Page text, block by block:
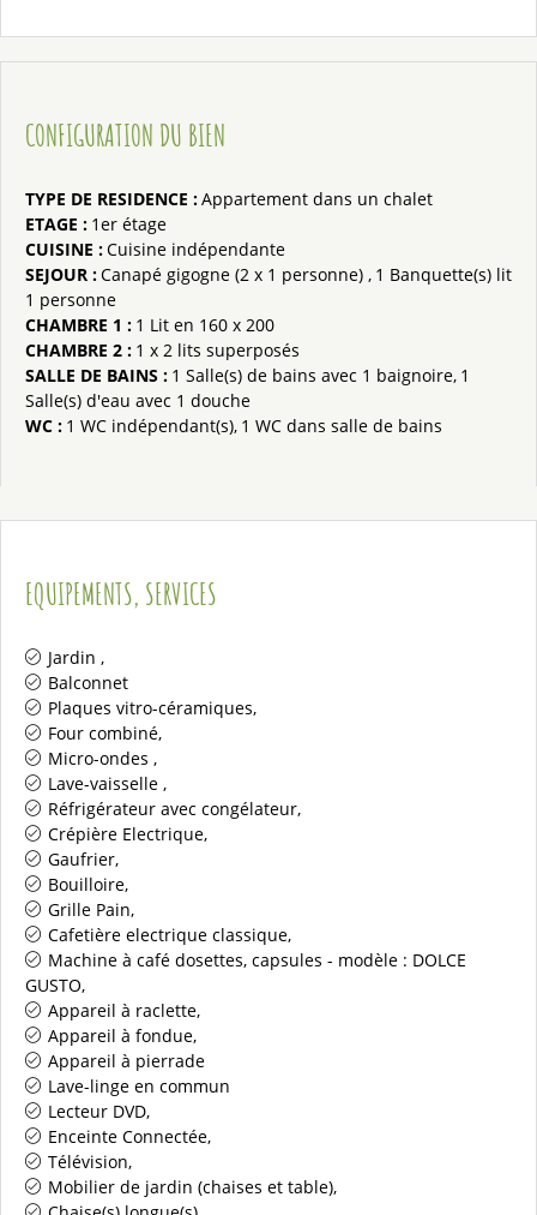
CONFIGURATION DU BIEN
TYPE DE RESIDENCE :Appartement dans un chalet
ETAGE : 1er étage
CUISINE :Cuisine indépendante
SEJOUR :Canapé gigogne (2 x 1 personne) 1 Banquette(s) lit
1 personne
CHAMBRE 1 : 1 Lit en 160 x 200
CHAMBRE 2 : 1 x 2 lits superposés
SALLE DE BAINS : 1 Salle(s) de bains avec 1 baignoire 1
Salle(s) d'eau avec 1 douche
WC : 1 WC indépendant(s) 1 WC dans salle de bains
EQUIPEMENTS, SERVICES
Jardin
Balconnet
Plaques vitro-céramiques
Four combiné
Micro-ondes
Lave-vaisselle
Réfrigérateur avec congélateur
Crépière Electrique
Gaufrier
Bouilloire
Grille Pain
Cafetière electrique classique
Machine à café dosettes, capsules - modèle : DOLCE
GUSTO
Appareil à raclette
Appareil à fondue
Appareil à pierrade
Lave-linge en commun
Lecteur DVD
Enceinte Connectée
Télévision
Mobilier de jardin (chaises et table)